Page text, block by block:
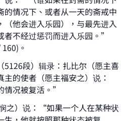
的情况下、或者从一天的斋戒中
（他会进入乐园），与最先进入
者不经过惩罚而进入乐园。”
。
5126段）辑录：扎比尔（愿主喜
的使者（愿主福安之）说：
情况被复活。”
之）说：“如果一个人在某种状
same reward as those who
do it."
1893)
IslamQA